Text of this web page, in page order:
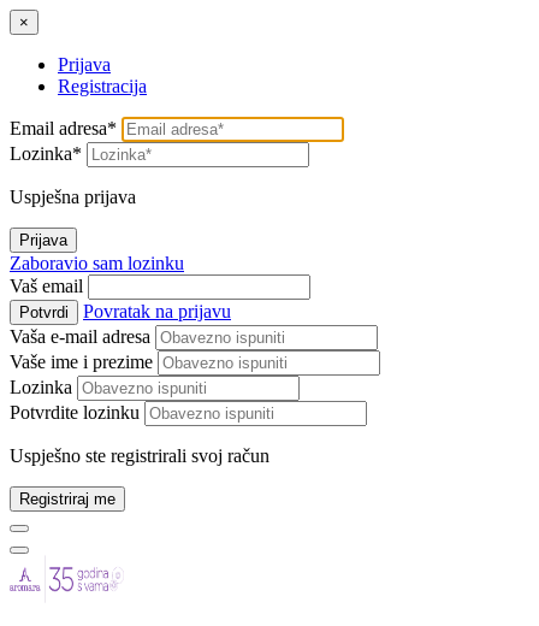
×
Prijava
Registracija
Email adresa*
Lozinka*
Uspješna prijava
Prijava
Zaboravio sam lozinku
Vaš email
Potvrdi
Povratak na prijavu
Vaša e-mail adresa
Vaše ime i prezime
Lozinka
Potvrdite lozinku
Uspješno ste registrirali svoj račun
Registriraj me